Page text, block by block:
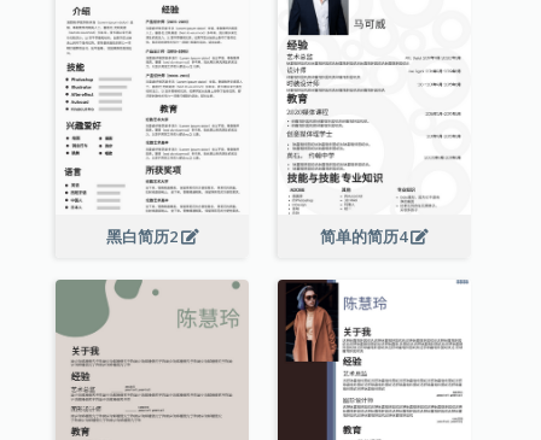
黑白简历2 简单的简历4